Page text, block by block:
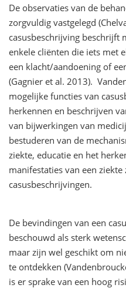
De observaties van de
zorgvuldig vastgelegd
casusbeschrijving beschrijft
enkele cliënten die iets met
een klacht/aandoening of
(Gagnier et al. 2013).
mogelijke functies van
herkennen en beschrijven
van bijwerkingen van
bestuderen van de
ziekte, educatie en het
manifestaties van een
casusbeschrijvingen.
De bevindingen van een
beschouwd als sterk
maar zijn wel geschikt om
te ontdekken
is er sprake van een hoog